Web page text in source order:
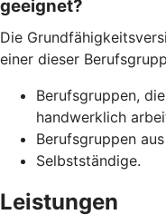
geeignet?
Die
einer dieser
Berufsgruppen,
handwerklich
Berufsgruppen
Selbstständige.
Leistungen